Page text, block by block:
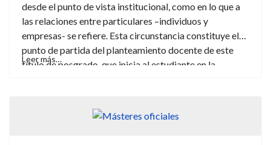
desde el punto de vista institucional, como en lo que a
las relaciones entre particulares –individuos y
empresas- se refiere. Esta circunstancia constituye el
punto de partida del planteamiento docente de este
título de posgrado, que inicia al estudiante en la
también económico y cultural, permitiéndole, por lo
demás, elegir entre una especialización de tipo
Leer más…